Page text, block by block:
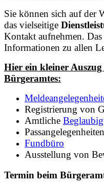
Sie können sich auf der
das vielseitige
Kontakt aufnehmen.
Informationen zu allen
Hier ein kleiner
Bürgeramtes:
Registrierung von
Amtliche
Passangelegenheiten
Fundbüro
Ausstellung von
Termin beim